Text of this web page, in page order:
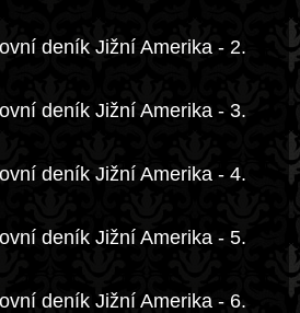
deník Jižní Amerika - 2.
deník Jižní Amerika - 3.
deník Jižní Amerika - 4.
deník Jižní Amerika - 5.
deník Jižní Amerika - 6.